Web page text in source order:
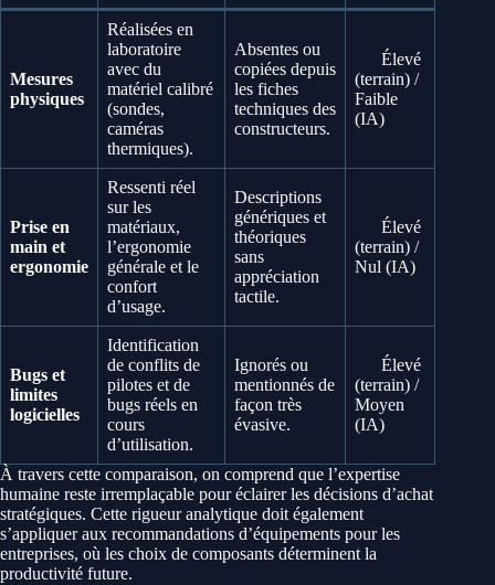
Mesures
physiques
Réalisées en
laboratoire
avec du
matériel calibré
(sondes,
caméras
thermiques).
Absentes ou
copiées depuis
les fiches
techniques des
constructeurs.
Élevé
(terrain) /
Faible
(IA)
Prise en
main et
ergonomie
Ressenti réel
sur les
matériaux,
l’ergonomie
générale et le
confort
d’usage.
Descriptions
génériques et
théoriques
sans
appréciation
tactile.
Élevé
(terrain) /
Nul (IA)
Bugs et
limites
logicielles
Identification
de conflits de
pilotes et de
bugs réels en
cours
d’utilisation.
Ignorés ou
mentionnés de
façon très
évasive.
Élevé
(terrain) /
Moyen
(IA)
À travers cette comparaison, on comprend que l’expertise
humaine reste irremplaçable pour éclairer les décisions d’achat
stratégiques. Cette rigueur analytique doit également
s’appliquer aux recommandations d’équipements pour les
entreprises, où les choix de composants déterminent la
productivité future.